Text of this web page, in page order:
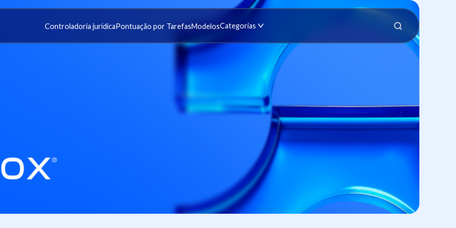
Controladoria jurídicaPontuação por TarefasModelosCategorias